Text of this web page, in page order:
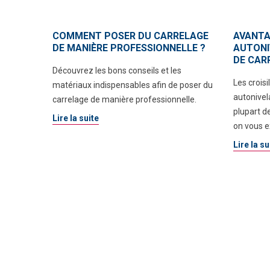
COMMENT POSER DU CARRELAGE
DE MANIÈRE PROFESSIONNELLE ?
Découvrez les bons conseils et les
matériaux indispensables afin de poser du
carrelage de manière professionnelle.
Lire la suite
DE
Les
plupart
on vous
Lire la